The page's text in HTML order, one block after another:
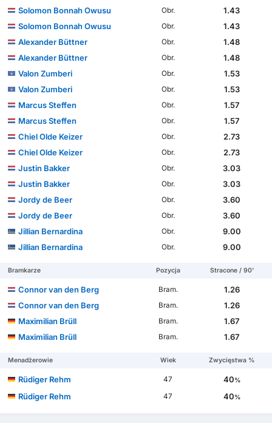
Solomon Bonnah Owusu
Obr.
1.43
Solomon Bonnah Owusu
Obr.
1.43
Alexander Büttner
Obr.
1.48
Alexander Büttner
Obr.
1.48
Valon Zumberi
Obr.
1.53
Valon Zumberi
Obr.
1.53
Marcus Steffen
Obr.
1.57
Marcus Steffen
Obr.
1.57
Chiel Olde Keizer
Obr.
2.73
Chiel Olde Keizer
Obr.
2.73
Justin Bakker
Obr.
3.03
Justin Bakker
Obr.
3.03
Jordy de Beer
Obr.
3.60
Jordy de Beer
Obr.
3.60
Jillian Bernardina
Obr.
9.00
Jillian Bernardina
Obr. 9.00
Bramkarze Pozycja Stracone / 90'
Connor van den Berg Bram.
1.26
Connor van den Berg
Bram.
1.26
Maximilian Brüll
Bram.
1.67
Maximilian Brüll
Bram. 1.67
Menadżerowie Wiek Zwycięstwa %
Rüdiger Rehm 47 40%
Rüdiger Rehm 47 40%